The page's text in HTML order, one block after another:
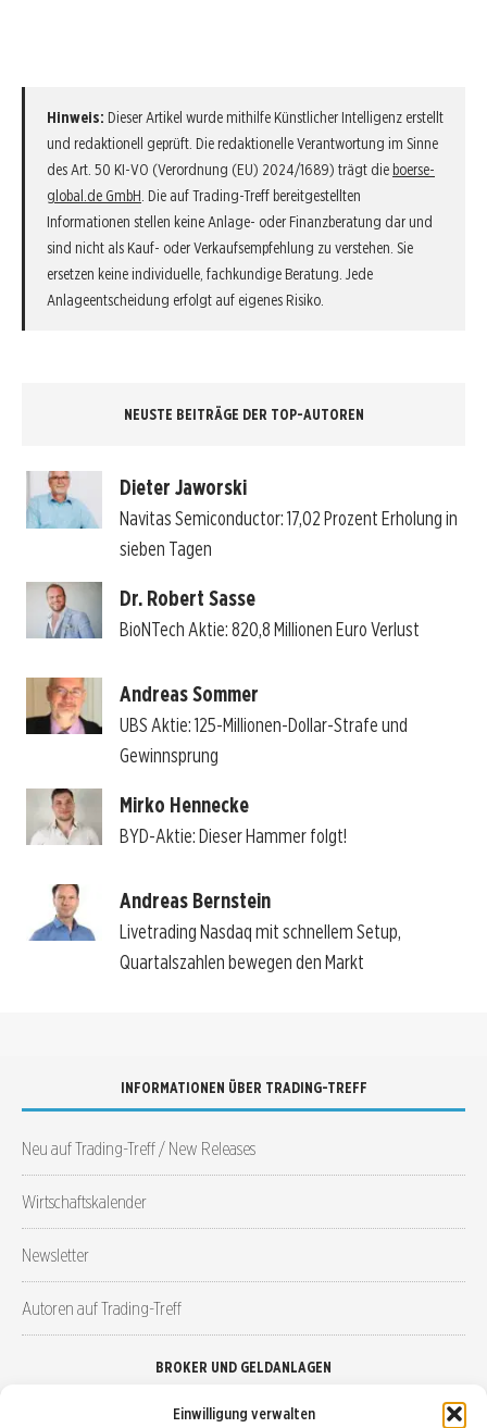
Einwilligung verwalten
Hinweis: Dieser Artikel wurde mithilfe Künstlicher Intelligenz erstellt
und redaktionell geprüft. Die redaktionelle Verantwortung im Sinne
des Art. 50 KI-VO (Verordnung (EU) 2024/1689) trägt die boerse-
global.de GmbH . Die auf Trading-Treff bereitgestellten
Informationen stellen keine Anlage- oder Finanzberatung dar und
sind nicht als Kauf- oder Verkaufsempfehlung zu verstehen. Sie
ersetzen keine individuelle, fachkundige Beratung. Jede
Anlageentscheidung erfolgt auf eigenes Risiko.
NEUSTE BEITRÄGE DER TOP-AUTOREN
Dieter Jaworski
Navitas Semiconductor: 17,02 Prozent Erholung in
sieben Tagen
Dr. Robert Sasse
BioNTech Aktie: 820,8 Millionen Euro Verlust
Andreas Sommer
UBS Aktie: 125-Millionen-Dollar-Strafe und
Gewinnsprung
Mirko Hennecke
BYD-Aktie: Dieser Hammer folgt!
Andreas Bernstein
Livetrading Nasdaq mit schnellem Setup,
Quartalszahlen bewegen den Markt
INFORMATIONEN ÜBER TRADING-TREFF
Neu auf Trading-Treff / New Releases
Wirtschaftskalender
Newsletter
Autoren auf Trading-Treff
BROKER UND GELDANLAGEN